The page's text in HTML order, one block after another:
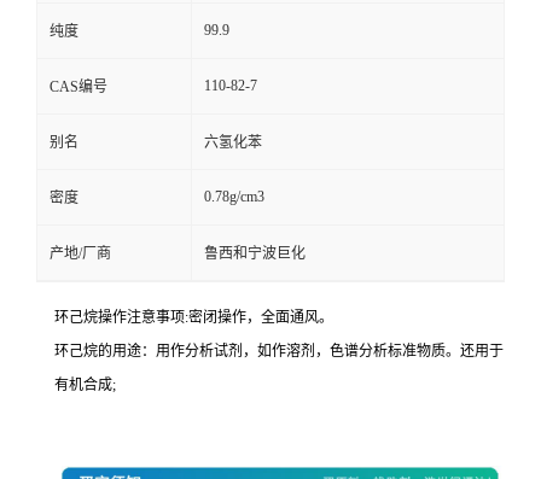
纯度 99.9
CAS编号 110-82-7
别名 六氢化苯
密度 0.78g/cm3
产地/厂商 鲁西和宁波巨化
环己烷操作注意事项:密闭操作，全面通风。
环己烷的用途：用作分析试剂，如作溶剂，色谱分析标准物质。还用于
有机合成;